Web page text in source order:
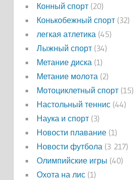
Конный спорт(20)
Конькобежный спорт(32)
легкая атлетика (45)
Лыжный спорт(34)
Метание диска (1)
Метание молота (2)
Мотоциклетный спорт(15)
Настольный теннис(44)
Наука и спорт(3)
Новости плавание(1)
Новости футбола (3 217)
Олимпийские игры (40)
Охота на лис(1)